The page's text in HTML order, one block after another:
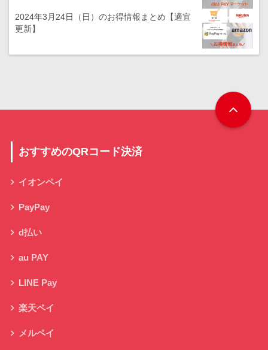
2024年3月24日（日）のお得情報まとめ【適宜
更新】
おすすめのQRコード決済
イオンペイ
PayPay
d払い
au PAY
LINE Pay
楽天ペイ
メルペイ